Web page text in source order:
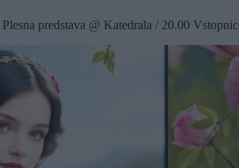
Plesna predstava @ Katedrala / 20.00